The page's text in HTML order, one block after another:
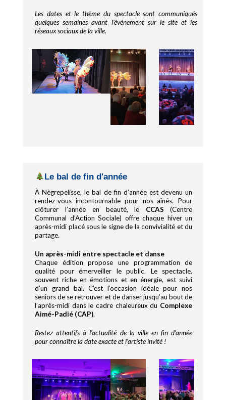
Les dates et le thème du spectacle sont communiqués
quelques semaines avant l’événement sur le site et les
réseaux sociaux de la ville.
Le bal de fin d'année
À Nègrepelisse, le bal de fin d’année est devenu un
rendez-vous incontournable pour nos aînés. Pour
clôturer l’année en beauté, le CCAS (Centre
Communal d’Action Sociale) offre chaque hiver un
après-midi placé sous le signe de la convivialité et du
partage.
Un après-midi entre spectacle et danse
Chaque édition propose une programmation de
qualité pour émerveiller le public. Le spectacle,
souvent riche en émotions et en énergie, est suivi
d’un grand bal. C’est l’occasion idéale pour nos
seniors de se retrouver et de danser jusqu’au bout de
l’après-midi dans le cadre chaleureux du Complexe
Aimé-Padié (CAP).
Restez attentifs à l’actualité de la ville en fin d’année
pour connaître la date exacte et l’artiste invité !